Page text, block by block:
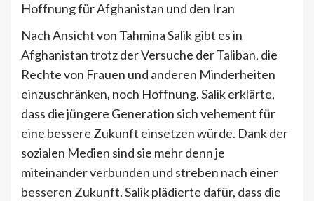
Hoffnung für Afghanistan und den Iran
Nach Ansicht von Tahmina Salik gibt es in
Afghanistan trotz der Versuche der Taliban, die
Rechte von Frauen und anderen Minderheiten
einzuschränken, noch Hoffnung. Salik erklärte,
dass die jüngere Generation sich vehement für
eine bessere Zukunft einsetzen würde. Dank der
sozialen Medien sind sie mehr denn je
miteinander verbunden und streben nach einer
besseren Zukunft. Salik plädierte dafür, dass die